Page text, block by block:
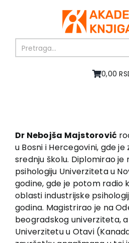
0,00
O nama
Knjige
U pripremi
Akcija
Autori
Vesti
EU PROJEKTI
Dr Nebojša Majstorović
u Bosni i Hercegovini, gde
srednju školu. Diplomirao je
psihologiju Univerziteta u
godine, gde je potom radio
oblasti industrijske
godina. Magistrirao je na
beogradskog univerziteta,
Univerzitetu u Otavi